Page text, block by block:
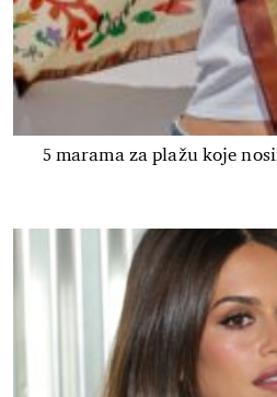
5 marama za plažu koje